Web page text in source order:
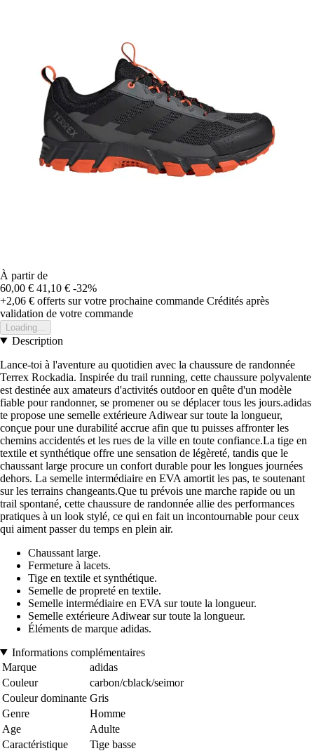
À partir de
60,00 € 41,10 € -32%
+2,06 € offerts sur votre prochaine commande Crédités après
validation de votre commande
Loading...
Description
Lance-toi à l'aventure au quotidien avec la chaussure de randonnée
Terrex Rockadia. Inspirée du trail running, cette chaussure polyvalente
est destinée aux amateurs d'activités outdoor en quête d'un modèle
fiable pour randonner, se promener ou se déplacer tous les jours.adidas
te propose une semelle extérieure Adiwear sur toute la longueur,
conçue pour une durabilité accrue afin que tu puisses affronter les
chemins accidentés et les rues de la ville en toute confiance.La tige en
textile et synthétique offre une sensation de légèreté, tandis que le
chaussant large procure un confort durable pour les longues journées
dehors. La semelle intermédiaire en EVA amortit les pas, te soutenant
sur les terrains changeants.Que tu prévois une marche rapide ou un
trail spontané, cette chaussure de randonnée allie des performances
pratiques à un look stylé, ce qui en fait un incontournable pour ceux
qui aiment passer du temps en plein air.
Chaussant large.
Fermeture à lacets.
Tige en textile et synthétique.
Semelle de propreté en textile.
Semelle intermédiaire en EVA sur toute la longueur.
Semelle extérieure Adiwear sur toute la longueur.
Éléments de marque adidas.
Informations complémentaires
Marque
adidas
Couleur
carbon/cblack/seimor
Couleur dominante Gris
Genre
Homme
Age
Adulte
Caractéristique
Tige basse